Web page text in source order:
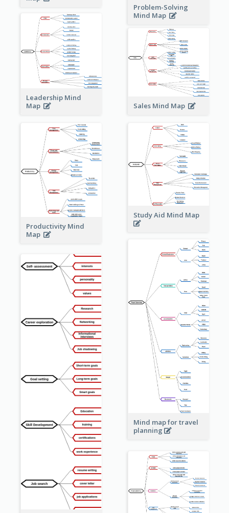
Problem-Solving
Mind Map
Leadership Mind
Map
Sales Mind Map
Productivity Mind
Map
Study Aid Mind Map
Mind map for travel
planning